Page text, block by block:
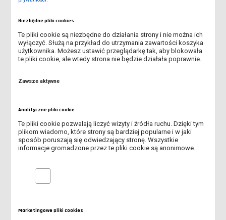
ĆWICZENIA W WIELKOPOLSKIM OŚRODKU ADOPCYJNYM
ZAJĘCIA KOŃCZĄCE PRZEDMIOT PEDAGOGIKA CZASU WOLNEGO
REALIZACJA PROJEKTU „MATEMATYCZNE STACJE BADAWCZE”
WARSZTATY DLA MIESZKAŃCÓW BURSY MIĘDZYSZKOLNEJ NR 1
KREATYWNE ZAJĘCIA MATEMATYCZNE
STUDENCI PEDAGOGIKI PRZEDSZKOLNEJ I WCZESNOSZKOLNEJ
PRZYGOTOWUJĄ SIĘ DO ŚWIĄT WIELKANOCY
ZAJĘCIA W PRZEDSZKOLU DALTOŃSKIM
BAL KARNAWAŁOWY W SZKOLE PODSTAWOWEJ NR 2 W LESZNIE
Niezbędne pliki cookies
Te pliki cookie są niezbędne do działania strony i nie można ich
wyłączyć. Służą na przykład do utrzymania zawartości koszyka
użytkownika. Możesz ustawić przeglądarkę tak, aby blokowała
te pliki cookie, ale wtedy strona nie będzie działała poprawnie.
Zawsze aktywne
Analityczne pliki cookie
Te pliki cookie pozwalają liczyć wizyty i źródła ruchu. Dzięki tym
plikom wiadomo, które strony są bardziej popularne i w jaki
sposób poruszają się odwiedzający stronę. Wszystkie
informacje gromadzone przez te pliki cookie są anonimowe.
Analityczne pliki cookie
Marketingowe pliki cookies